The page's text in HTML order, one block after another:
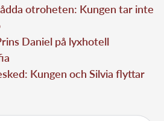
otroheten: Kungen tar inte
Daniel på lyxhotell
Kungen och Silvia flyttar